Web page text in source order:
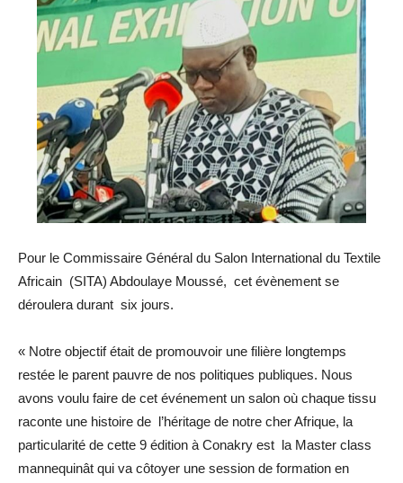
Pour le Commissaire Général du Salon International du Textile
Africain (SITA) Abdoulaye Moussé, cet évènement se
déroulera durant six jours.
« Notre objectif était de promouvoir une filière longtemps
restée le parent pauvre de nos politiques publiques. Nous
avons voulu faire de cet événement un salon où chaque tissu
raconte une histoire de l’héritage de notre cher Afrique, la
particularité de cette 9 édition à Conakry est la Master class
mannequinât qui va côtoyer une session de formation en